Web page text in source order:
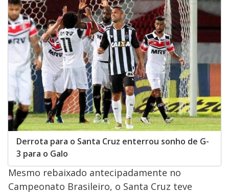
Derrota para o Santa Cruz enterrou sonho de G-
3 para o Galo
Mesmo rebaixado antecipadamente no
Campeonato Brasileiro, o Santa Cruz teve